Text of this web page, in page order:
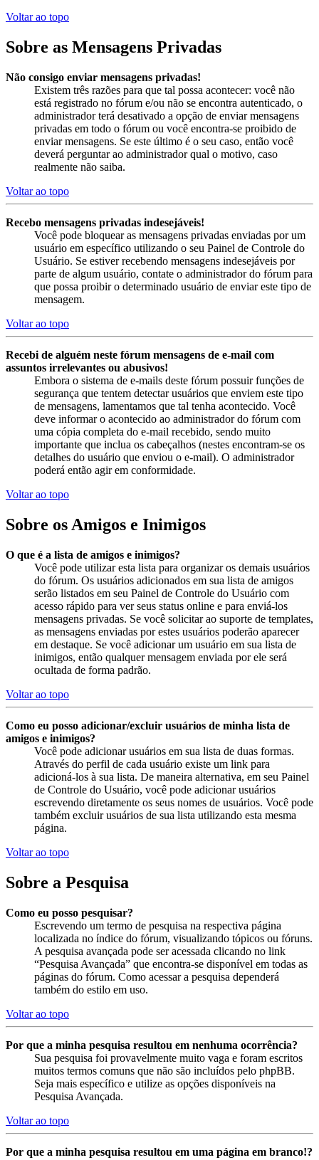
Voltar ao topo
Sobre as Mensagens Privadas
Não consigo enviar mensagens privadas!
Existem três razões para que tal possa acontecer: você não
está registrado no fórum e/ou não se encontra autenticado, o
administrador terá desativado a opção de enviar mensagens
privadas em todo o fórum ou você encontra-se proibido de
enviar mensagens. Se este último é o seu caso, então você
deverá perguntar ao administrador qual o motivo, caso
realmente não saiba.
Voltar ao topo
Recebo mensagens privadas indesejáveis!
Você pode bloquear as mensagens privadas enviadas por um
usuário em específico utilizando o seu Painel de Controle do
Usuário. Se estiver recebendo mensagens indesejáveis por
parte de algum usuário, contate o administrador do fórum para
que possa proibir o determinado usuário de enviar este tipo de
mensagem.
Voltar ao topo
Recebi de alguém neste fórum mensagens de e-mail com
assuntos irrelevantes ou abusivos!
Embora o sistema de e-mails deste fórum possuir funções de
segurança que tentem detectar usuários que enviem este tipo
de mensagens, lamentamos que tal tenha acontecido. Você
deve informar o acontecido ao administrador do fórum com
uma cópia completa do e-mail recebido, sendo muito
importante que inclua os cabeçalhos (nestes encontram-se os
detalhes do usuário que enviou o e-mail). O administrador
poderá então agir em conformidade.
Voltar ao topo
Sobre os Amigos e Inimigos
O que é a lista de amigos e inimigos?
Você pode utilizar esta lista para organizar os demais usuários
do fórum. Os usuários adicionados em sua lista de amigos
serão listados em seu Painel de Controle do Usuário com
acesso rápido para ver seus status online e para enviá-los
mensagens privadas. Se você solicitar ao suporte de templates,
as mensagens enviadas por estes usuários poderão aparecer
em destaque. Se você adicionar um usuário em sua lista de
inimigos, então qualquer mensagem enviada por ele será
ocultada de forma padrão.
Voltar ao topo
Como eu posso adicionar/excluir usuários de minha lista de
amigos e inimigos?
Você pode adicionar usuários em sua lista de duas formas.
Através do perfil de cada usuário existe um link para
adicioná-los à sua lista. De maneira alternativa, em seu Painel
de Controle do Usuário, você pode adicionar usuários
escrevendo diretamente os seus nomes de usuários. Você pode
também excluir usuários de sua lista utilizando esta mesma
página.
Voltar ao topo
Sobre a Pesquisa
Como eu posso pesquisar?
Escrevendo um termo de pesquisa na respectiva página
localizada no índice do fórum, visualizando tópicos ou fóruns.
A pesquisa avançada pode ser acessada clicando no link
“Pesquisa Avançada” que encontra-se disponível em todas as
páginas do fórum. Como acessar a pesquisa dependerá
também do estilo em uso.
Voltar ao topo
Por que a minha pesquisa resultou em nenhuma ocorrência?
Sua pesquisa foi provavelmente muito vaga e foram escritos
muitos termos comuns que não são incluídos pelo phpBB.
Seja mais específico e utilize as opções disponíveis na
Pesquisa Avançada.
Voltar ao topo
Por que a minha pesquisa resultou em uma página em branco!?